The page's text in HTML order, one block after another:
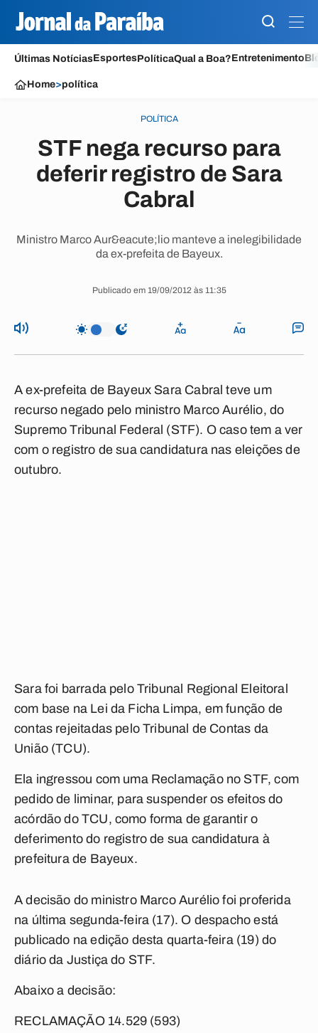
Últimas NotíciasEsportesPolíticaQual a Boa?Entretenimento
Home>política
POLÍTICA
STF nega recurso para
deferir registro de Sara
Cabral
Ministro Marco Aur&eacute;lio manteve a inelegibilidade
da ex-prefeita de Bayeux.
Publicado em 19/09/2012 às 11:35
A ex-prefeita de Bayeux Sara Cabral teve um
recurso negado pelo ministro Marco Aurélio, do
Supremo Tribunal Federal (STF). O caso tem a ver
com o registro de sua candidatura nas eleições de
outubro.
Sara foi barrada pelo Tribunal Regional Eleitoral
com base na Lei da Ficha Limpa, em função de
contas rejeitadas pelo Tribunal de Contas da
União (TCU).
Ela ingressou com uma Reclamação no STF, com
pedido de liminar, para suspender os efeitos do
acórdão do TCU, como forma de garantir o
deferimento do registro de sua candidatura à
prefeitura de Bayeux.
A decisão do ministro Marco Aurélio foi proferida
na última segunda-feira (17). O despacho está
publicado na edição desta quarta-feira (19) do
diário da Justiça do STF.
Abaixo a decisão:
RECLAMAÇÃO 14.529 (593)